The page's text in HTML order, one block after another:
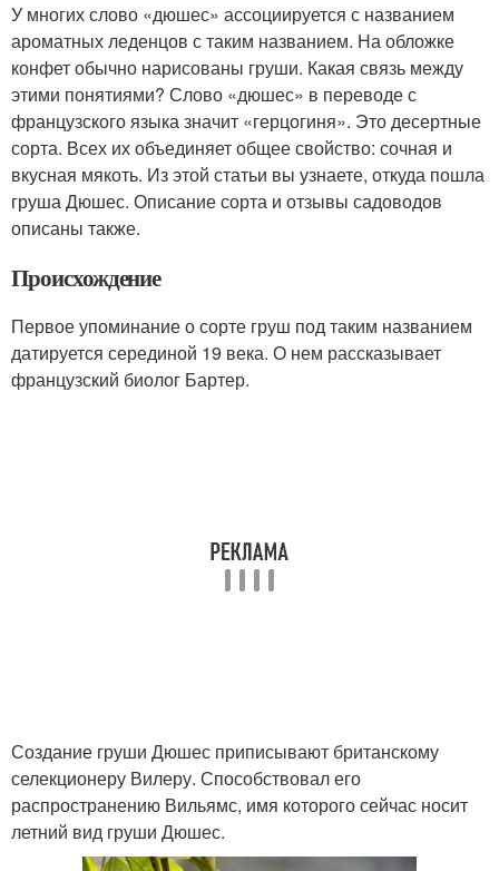
У многих слово «дюшес» ассоциируется с названием
ароматных леденцов с таким названием. На обложке
конфет обычно нарисованы груши. Какая связь между
этими понятиями? Слово «дюшес» в переводе с
французского языка значит «герцогиня». Это десертные
сорта. Всех их объединяет общее свойство: сочная и
вкусная мякоть. Из этой статьи вы узнаете, откуда пошла
груша Дюшес. Описание сорта и отзывы садоводов
описаны также.
Происхождение
Первое упоминание о сорте груш под таким названием
датируется серединой 19 века. О нем рассказывает
французский биолог Бартер.
Создание груши Дюшес приписывают британскому
селекционеру Вилеру. Способствовал его
распространению Вильямс, имя которого сейчас носит
летний вид груши Дюшес.